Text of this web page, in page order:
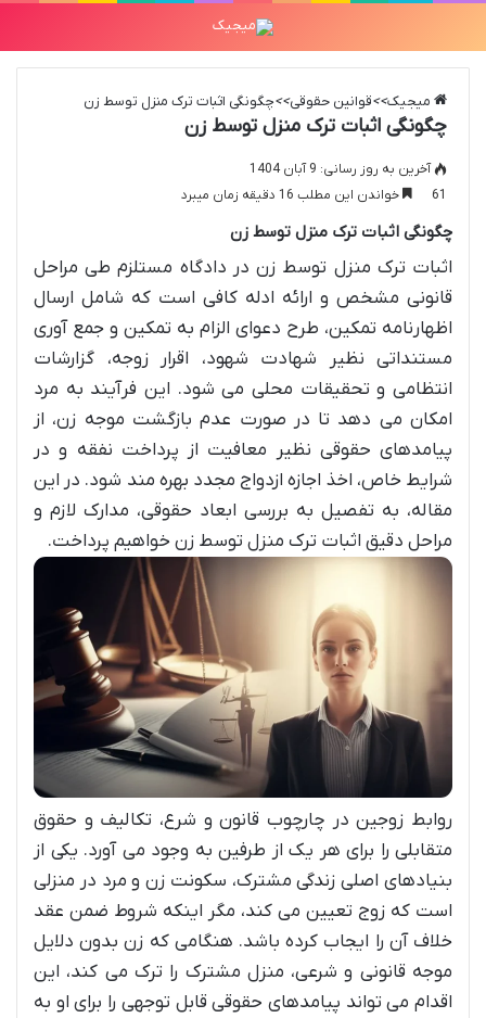
میجیک>>قوانین حقوقی>>چگونگی اثبات ترک منزل توسط زن
چگونگی اثبات ترک منزل توسط زن
آخرین به روز رسانی: 9 آبان 1404
61
خواندن این مطلب 16 دقیقه زمان میبرد
چگونگی اثبات ترک منزل توسط زن
اثبات ترک منزل توسط زن در دادگاه مستلزم طی مراحل
قانونی مشخص و ارائه ادله کافی است که شامل ارسال
اظهارنامه تمکین، طرح دعوای الزام به تمکین و جمع آوری
مستنداتی نظیر شهادت شهود، اقرار زوجه، گزارشات
انتظامی و تحقیقات محلی می شود. این فرآیند به مرد
امکان می دهد تا در صورت عدم بازگشت موجه زن، از
پیامدهای حقوقی نظیر معافیت از پرداخت نفقه و در
شرایط خاص، اخذ اجازه ازدواج مجدد بهره مند شود. در این
مقاله، به تفصیل به بررسی ابعاد حقوقی، مدارک لازم و
مراحل دقیق اثبات ترک منزل توسط زن خواهیم پرداخت.
روابط زوجین در چارچوب قانون و شرع، تکالیف و حقوق
متقابلی را برای هر یک از طرفین به وجود می آورد. یکی از
بنیادهای اصلی زندگی مشترک، سکونت زن و مرد در منزلی
است که زوج تعیین می کند، مگر اینکه شروط ضمن عقد
خلاف آن را ایجاب کرده باشد. هنگامی که زن بدون دلایل
موجه قانونی و شرعی، منزل مشترک را ترک می کند، این
اقدام می تواند پیامدهای حقوقی قابل توجهی را برای او به